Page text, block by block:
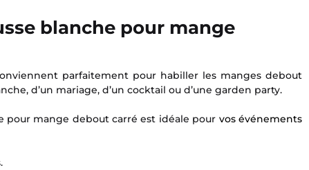
blanche pour mange
parfaitement pour habiller les manges debout
d’un mariage, d’un cocktail ou d’une garden party.
pour mange debout carré est idéale pour vos événements